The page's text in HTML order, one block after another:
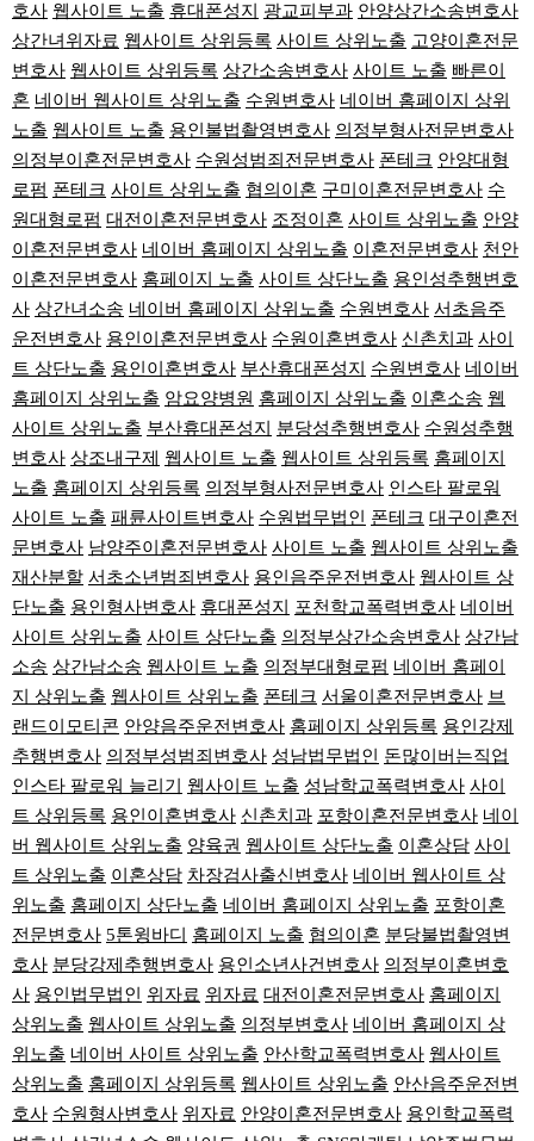
호사 웹사이트 노출 휴대폰성지 광교피부과 안양상간소송변호사
상간녀위자료 웹사이트 상위등록 사이트 상위노출 고양이혼전문
변호사 웹사이트 상위등록 상간소송변호사 사이트 노출 빠른이
혼 네이버 웹사이트 상위노출 수원변호사 네이버 홈페이지 상위
노출 웹사이트 노출 용인불법촬영변호사 의정부형사전문변호사
의정부이혼전문변호사 수원성범죄전문변호사 폰테크 안양대형
로펌 폰테크 사이트 상위노출 협의이혼 구미이혼전문변호사 수
원대형로펌 대전이혼전문변호사 조정이혼 사이트 상위노출 안양
이혼전문변호사 네이버 홈페이지 상위노출 이혼전문변호사 천안
이혼전문변호사 홈페이지 노출 사이트 상단노출 용인성추행변호
사 상간녀소송 네이버 홈페이지 상위노출 수원변호사 서초음주
운전변호사 용인이혼전문변호사 수원이혼변호사 신촌치과 사이
트 상단노출 용인이혼변호사 부산휴대폰성지 수원변호사 네이버
홈페이지 상위노출 암요양병원 홈페이지 상위노출 이혼소송 웹
사이트 상위노출 부산휴대폰성지 분당성추행변호사 수원성추행
변호사 상조내구제 웹사이트 노출 웹사이트 상위등록 홈페이지
노출 홈페이지 상위등록 의정부형사전문변호사 인스타 팔로워
사이트 노출 패륜사이트변호사 수원법무법인 폰테크 대구이혼전
문변호사 남양주이혼전문변호사 사이트 노출 웹사이트 상위노출
재산분할 서초소년범죄변호사 용인음주운전변호사 웹사이트 상
단노출 용인형사변호사 휴대폰성지 포천학교폭력변호사 네이버
사이트 상위노출 사이트 상단노출 의정부상간소송변호사 상간남
소송 상간남소송 웹사이트 노출 의정부대형로펌 네이버 홈페이
지 상위노출 웹사이트 상위노출 폰테크 서울이혼전문변호사 브
랜드이모티콘 안양음주운전변호사 홈페이지 상위등록 용인강제
추행변호사 의정부성범죄변호사 성남법무법인
돈많이버는직업
인스타 팔로워 늘리기
웹사이트 노출 성남학교폭력변호사 사이
트 상위등록 용인이혼변호사 신촌치과 포항이혼전문변호사 네이
버 웹사이트 상위노출 양육권 웹사이트 상단노출 이혼상담 사이
트 상위노출 이혼상담 차장검사출신변호사 네이버 웹사이트 상
위노출 홈페이지 상단노출 네이버 홈페이지 상위노출 포항이혼
전문변호사 5톤윙바디 홈페이지 노출 협의이혼 분당불법촬영변
호사 분당강제추행변호사 용인소년사건변호사 의정부이혼변호
사 용인법무법인 위자료 위자료 대전이혼전문변호사 홈페이지
상위노출 웹사이트 상위노출 의정부변호사 네이버 홈페이지 상
위노출 네이버 사이트 상위노출 안산학교폭력변호사 웹사이트
상위노출 홈페이지 상위등록 웹사이트 상위노출 안산음주운전변
호사 수원형사변호사 위자료 안양이혼전문변호사 용인학교폭력